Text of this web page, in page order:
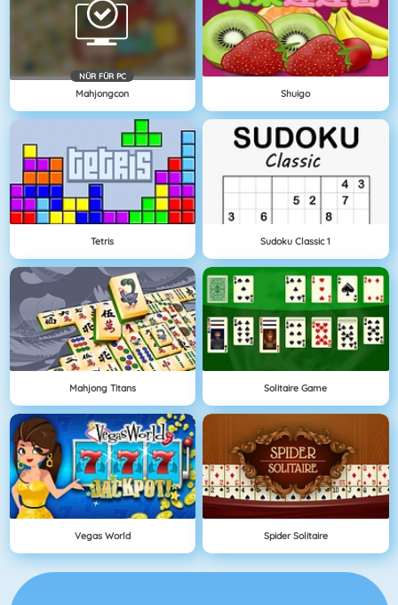
NÜR FÜR PC
Mahjongcon Shuigo
Tetris Sudoku Classic 1
Mahjong Titans Solitaire Game
Vegas World Spider Solitaire